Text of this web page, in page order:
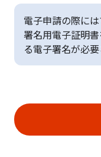
電子申請の際に
署名用電子証明
る電子署名が必要